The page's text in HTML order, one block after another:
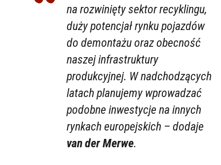
na rozwinięty sektor recyklingu,
duży potencjał rynku pojazdów
do demontażu oraz obecność
naszej infrastruktury
produkcyjnej. W nadchodzących
latach planujemy wprowadzać
podobne inwestycje na innych
rynkach europejskich – dodaje
van der Merwe.